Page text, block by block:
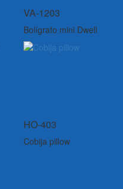
VA-1203
Bolígrafo mini Dwell
HO-403
Cobija pillow